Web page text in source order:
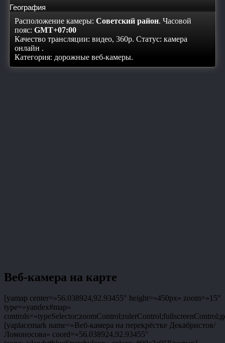
География
Расположение камеры: Советский район. Часовой
пояс: GMT+07:00
Качество трансляции: видео, 360p. Статус: камера
онлайн .
Категория: дорожные веб-камеры.
Веб-камера на карте
[yamap center=»56.038924,92.93455″ height=»450px» zoom=»15″
type=»yandex#map»
[yaplacemark name=»Веб-камера на перекрёстке Декабристов/
Ломоносова» coord=»56.038924,92.93455″